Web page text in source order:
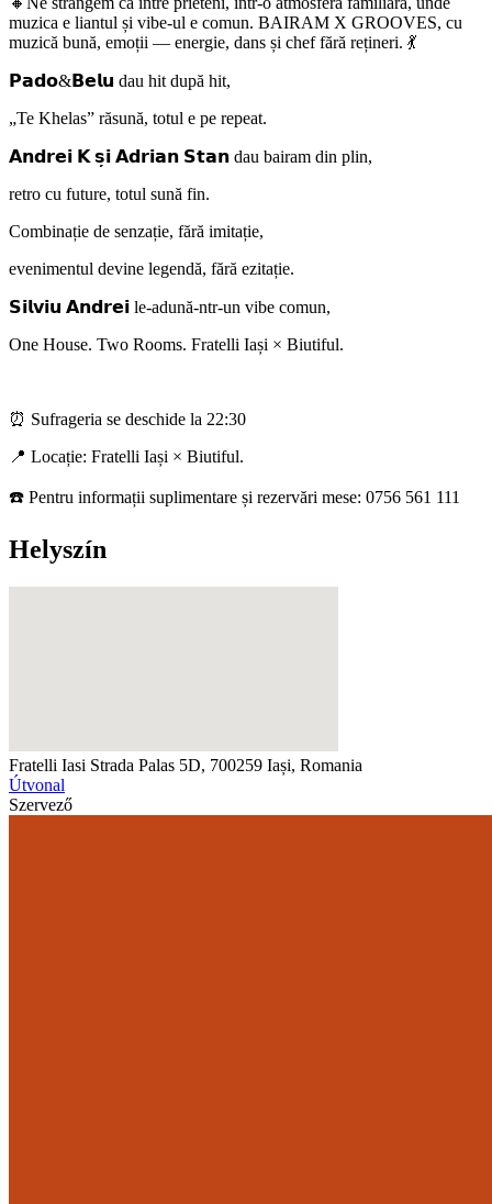
muzica e liantul și vibe-ul e comun. BAIRAM X GROOVES, cu
muzică bună, emoții — energie, dans și chef fără rețineri. 💃
𝗣𝗮𝗱𝗼&𝗕𝗲𝗹𝘂 dau hit după hit,
„Te Khelas” răsună, totul e pe repeat.
𝗔𝗻𝗱𝗿𝗲𝗶 𝗞 𝘀̦𝗶 𝗔𝗱𝗿𝗶𝗮𝗻 𝗦𝘁𝗮𝗻 dau bairam din plin,
retro cu future, totul sună fin.
Combinație de senzație, fără imitație,
evenimentul devine legendă, fără ezitație.
𝗦𝗶𝗹𝘃𝗶𝘂 𝗔𝗻𝗱𝗿𝗲𝗶 le-adună-ntr-un vibe comun,
One House. Two Rooms. Fratelli Iași × Biutiful.
⏰ Sufrageria se deschide la 22:30
📍 Locație: Fratelli Iași × Biutiful.
☎️ Pentru informații suplimentare și rezervări mese: 0756 561 111
Helyszín
Fratelli Iasi Strada Palas 5D, 700259 Iași, Romania
Útvonal
Szervező